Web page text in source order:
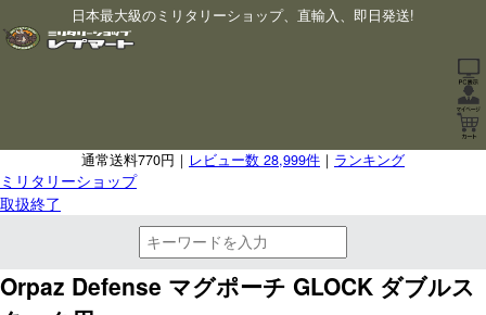
日本最大級のミリタリーショップ、直輸入、即日発送!
通常送料770円｜ レビュー数 28,999件 ｜ ランキング
ミリタリーショップ
取扱終了
Orpaz Defense マグポーチ GLOCK ダブルス